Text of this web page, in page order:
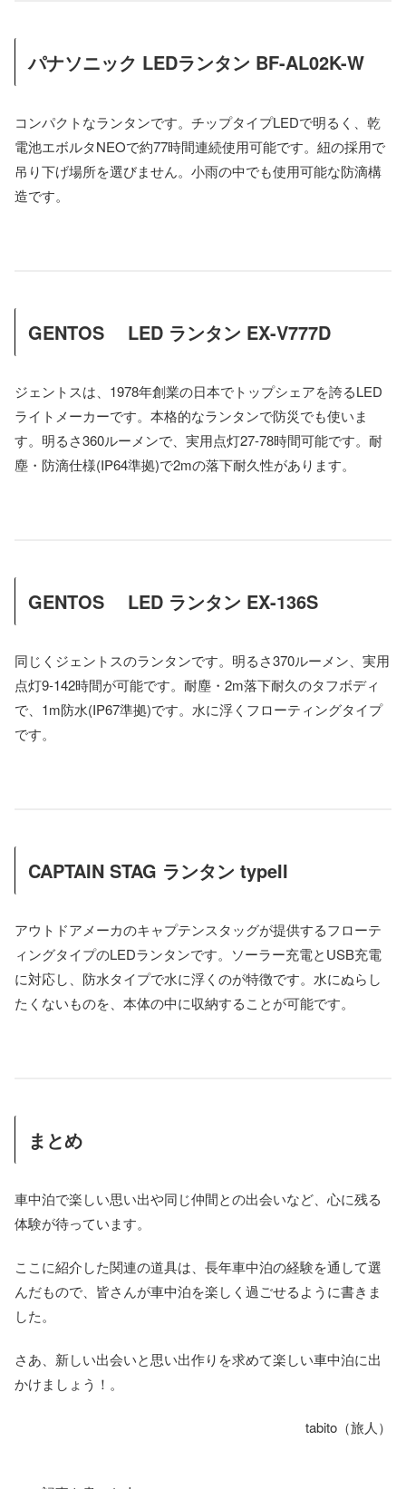
パナソニック LEDランタン BF-AL02K-W
コンパクトなランタンです。チップタイプLEDで明るく、乾
電池エボルタNEOで約77時間連続使用可能です。紐の採用で
吊り下げ場所を選びません。小雨の中でも使用可能な防滴構
造です。
GENTOS LED ランタン EX-V777D
ジェントスは、1978年創業の日本でトップシェアを誇るLED
ライトメーカーです。本格的なランタンで防災でも使いま
す。明るさ360ルーメンで、実用点灯27-78時間可能です。耐
塵・防滴仕様(IP64準拠)で2mの落下耐久性があります。
GENTOS LED ランタン EX-136S
同じくジェントスのランタンです。明るさ370ルーメン、実用
点灯9-142時間が可能です。耐塵・2m落下耐久のタフボディ
で、1m防水(IP67準拠)です。水に浮くフローティングタイプ
です。
CAPTAIN STAG ランタン typeII
アウトドアメーカのキャプテンスタッグが提供するフローテ
ィングタイプのLEDランタンです。ソーラー充電とUSB充電
に対応し、防水タイプで水に浮くのが特徴です。水にぬらし
たくないものを、本体の中に収納することが可能です。
まとめ
車中泊で楽しい思い出や同じ仲間との出会いなど、心に残る
体験が待っています。
ここに紹介した関連の道具は、長年車中泊の経験を通して選
んだもので、皆さんが車中泊を楽しく過ごせるように書きま
した。
さあ、新しい出会いと思い出作りを求めて楽しい車中泊に出
かけましょう！。
tabito（旅人）